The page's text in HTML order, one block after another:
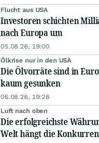
Flucht aus USA
Investoren schichten
nach Europa um
05.08.26, 19:00
Ölkrise nur in den USA
Die Ölvorräte sind in
kaum gesunken
06.08.26, 19:28
Luft nach oben
Die erfolgreichste
Welt hängt die